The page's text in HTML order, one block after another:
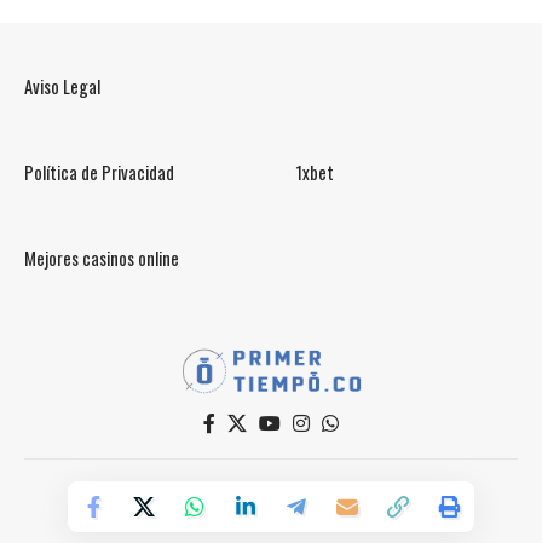
Aviso Legal
Política de Privacidad 1xbet
Mejores casinos online
Powered by Primer Tiempo Deportes SAS